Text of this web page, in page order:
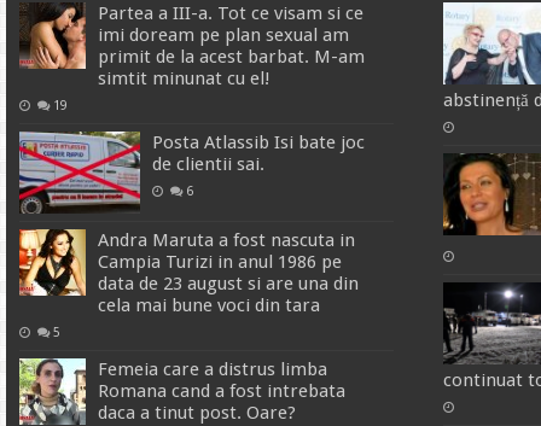
Partea a III-a. Tot ce visam si ce
imi doream pe plan sexual am
primit de la acest barbat. M-am
simtit minunat cu el!
19
Posta Atlassib Isi bate joc
de clientii sai.
6
Andra Maruta a fost nascuta in
Campia Turizi in anul 1986 pe
data de 23 august si are una din
cela mai bune voci din tara
5
Femeia care a distrus limba
Romana cand a fost intrebata
daca a tinut post. Oare?
abstinență
continuat